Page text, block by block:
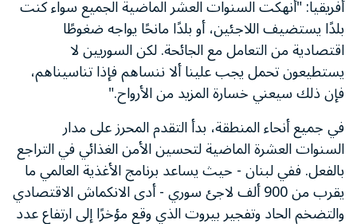
أفريقيا: "أنهكت السنوات العشر الماضية الجميع سواء كنت
بلدًا يستضيف اللاجئين، أو بلدًا مانحًا يواجه ضغوطًا
اقتصادية من التعامل مع الجائحة. لكن السوريين لا
يستطيعون تحمل يجب علينا ألا ننساهم فإذا تناسيناهم،
فإن ذلك سيعني خسارة المزيد من الأرواح."
في جميع أنحاء المنطقة، بدأ التقدم المحرز على مدار
السنوات العشرة الماضية لتحسين الأمن الغذائي في التراجع
بالفعل. ففي لبنان - حيث يساعد برنامج الأغذية العالمي ما
يقرب من 900 ألف لاجئ سوري - أدى الانكماش الاقتصادي
والتضخم الحاد وتفجير بيروت الذي وقع مؤخرًا إلى ارتفاع عدد